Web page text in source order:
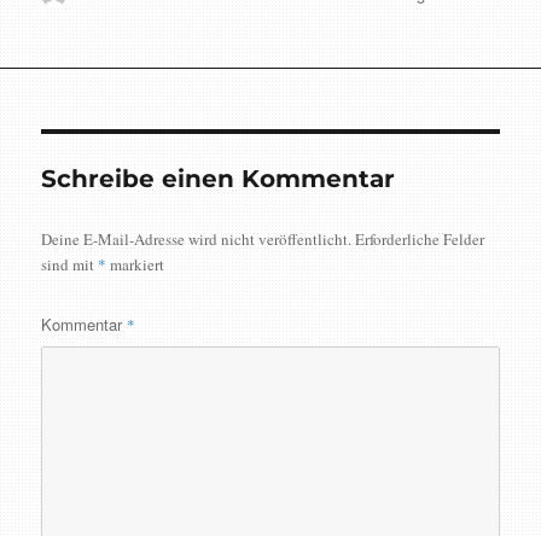
Schreibe einen Kommentar
Deine E-Mail-Adresse wird nicht veröffentlicht.Erforderliche Felder
sind mit * markiert
Kommentar *